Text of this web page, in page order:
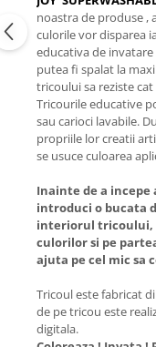
noastra de produse ,
culorile vor disparea
educativa de
putea fi spalat la
tricoului sa reziste
Tricourile educative
sau carioci lavabile.
propriile lor creatii
se usuce culoarea
Inainte de a
introduci o bucata
interiorul tricoului,
culorilor si pe
ajuta pe cel mic sa
Tricoul este fabricat
de pe tricou este
digitala.